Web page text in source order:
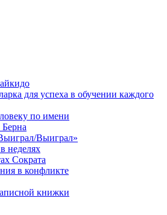
для успеха в обучении каждого
по имени
Выиграл»
неделях
Сократа
в конфликте
книжки